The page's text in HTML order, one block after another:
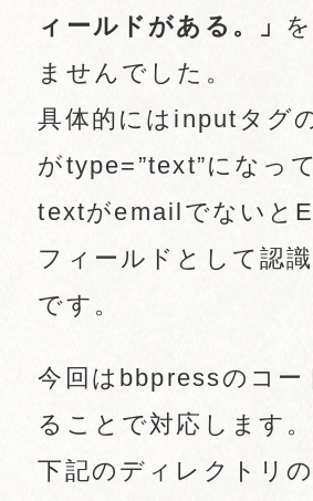
ィールドがある。」
ませんでした。
具体的にはinputタグ
がtype=”text”になっ
textがemailでないと
フィールドとして認
です。
今回はbbpressのコー
ることで対応します。
下記のディレクトリ